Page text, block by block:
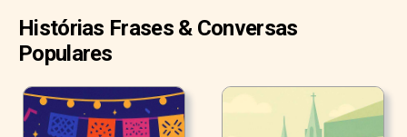
Histórias Frases & Conversas
Populares